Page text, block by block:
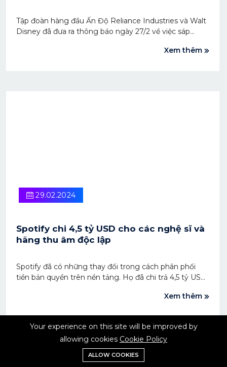
Tập đoàn hàng đầu Ấn Độ Reliance Industries và Walt
Disney đã đưa ra thông báo ngày 27/2 về việc sáp
hình trực tuyến và truyền hình tại Ấn Độ trị giá 8,5 tỷ
Xem thêm
29.02.2024
Spotify chi 4,5 tỷ USD cho các nghệ sĩ và
hãng thu âm độc lập
Spotify đã có những thay đổi trong cách phân phối
tiền bản quyền trên nền tảng. Họ đã chi trả 4,5 tỷ USD
Xem thêm
Your experience on this site will be improved by
allowing cookies Cookie Policy
ALLOW COOKIES